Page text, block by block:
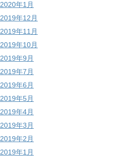
2020年1月
2019年12月
2019年11月
2019年10月
2019年9月
2019年7月
2019年6月
2019年5月
2019年4月
2019年3月
2019年2月
2019年1月